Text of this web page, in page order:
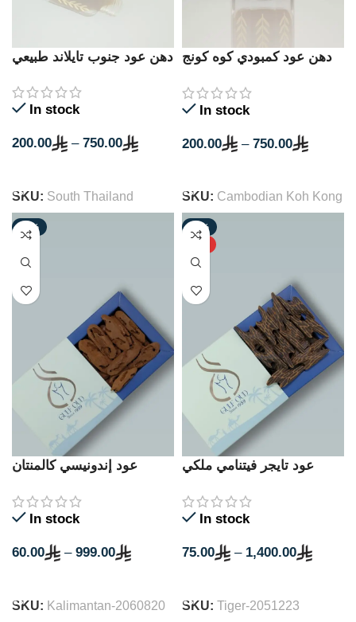
دهن عود جنوب تايلاند طبيعي
In stock
200.00 – 750.00
SKU: South Thailand
دهن عود كمبودي كوه كونج
In stock
200.00 – 750.00
SKU: Cambodian Koh Kong
-40%
عود إندونيسي كالمنتان
In stock
60.00 – 999.00
SKU: Kalimantan-2060820
-38%
عود تايجر فيتنامي ملكي
In stock
75.00 – 1,400.00
SKU: Tiger-2051223